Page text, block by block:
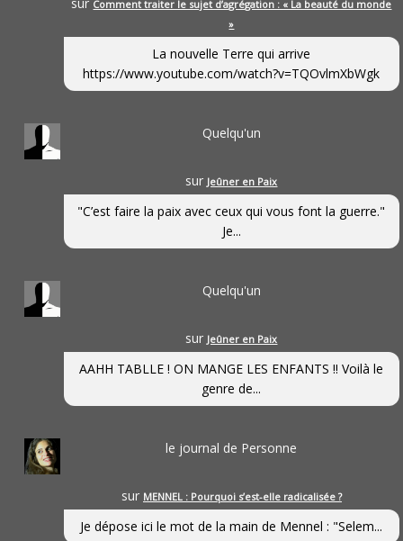
Comment traiter le sujet d’agrégation : « La beauté du monde
»
La nouvelle Terre qui arrive
https://www.youtube.com/watch?v=TQOvlmXbWgk
Quelqu'un
sur Jeûner en Paix
"C’est faire la paix avec ceux qui vous font la guerre."
Je...
Quelqu'un
sur Jeûner en Paix
AAHH TABLLE ! ON MANGE LES ENFANTS !! Voilà le
genre de...
le journal de Personne
sur MENNEL : Pourquoi s’est-elle radicalisée ?
Je dépose ici le mot de la main de Mennel : "Selem...